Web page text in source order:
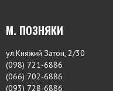
М. ПОЗНЯКИ
ул.Княжий Затон, 2/30
(098) 721-6886
(066) 702-6886
(093) 728-6886